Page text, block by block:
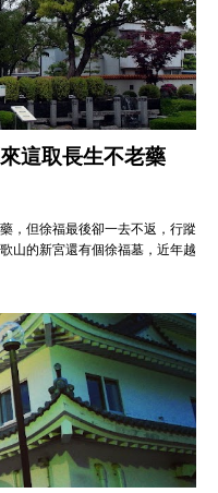
這取長生不老藥
，但徐福最後卻一去不返，行蹤
山的新宮還有個徐福墓，近年越